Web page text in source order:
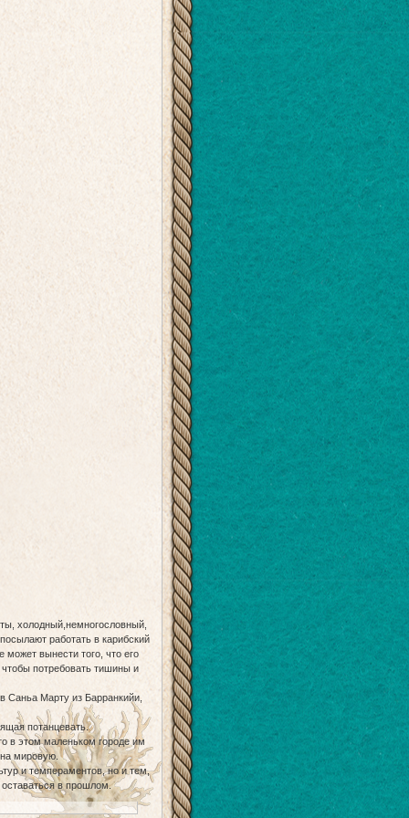
холодный,немногословный,
работать в карибский
может вынести того, что его
потребовать тишины и
Саньа Марту из Барранкийи,
потанцевать.
в этом маленьком городе им
на мировую.
и темпераментов, но и тем,
в прошлом.